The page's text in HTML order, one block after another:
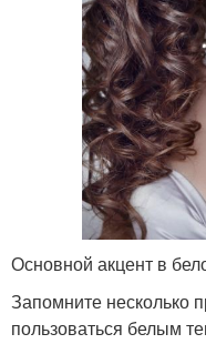
Основной акцент в
Запомните несколько
пользоваться белым